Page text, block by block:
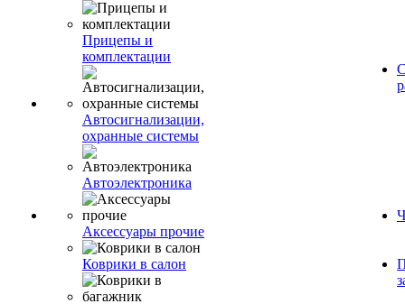
Прицепы и
комплектации
Автосигнализации,
охранные системы
Автоэлектроника
Аксессуары прочие
Коврики в салон